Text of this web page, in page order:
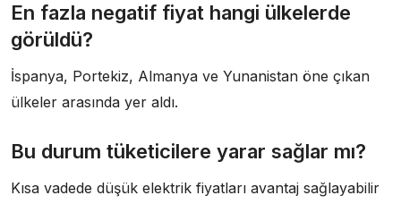
En fazla negatif fiyat hangi ülkelerde
görüldü?
İspanya, Portekiz, Almanya ve Yunanistan öne çıkan
ülkeler arasında yer aldı.
Bu durum tüketicilere yarar sağlar mı?
Kısa vadede düşük elektrik fiyatları avantaj sağlayabilir